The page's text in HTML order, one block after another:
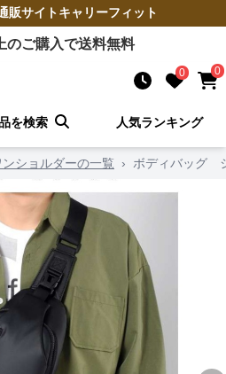
販サイトキャリーフィット
のご購入で送料無料
0 0
を検索 人気ランキング
ンショルダーの一覧 › ボディバッグ